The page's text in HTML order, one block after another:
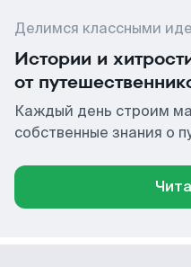
Делимся классными
Истории и
от
Каждый день строим
собственные знания о